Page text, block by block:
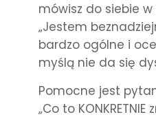
mówisz do siebie
„Jestem
bardzo ogólne i
myślą nie da się
Pomocne jest
„Co to KONKRETNIE